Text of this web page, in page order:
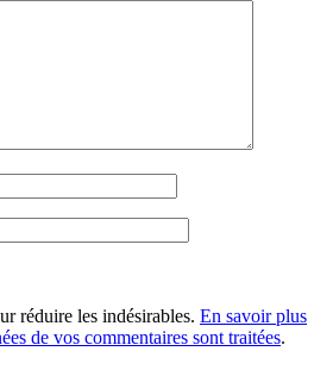
réduire les indésirables. En savoir plus
de vos commentaires sont traitées.